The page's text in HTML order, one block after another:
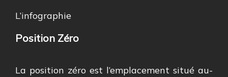
L’infographie
Position Zéro
La position zéro est l’emplacement situé au-